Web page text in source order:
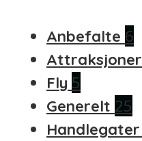
Anbefalte 6
Attraksjoner
Fly 5
Generelt 25
Handlegater